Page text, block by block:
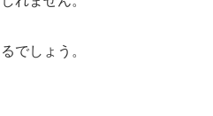
でしょう。